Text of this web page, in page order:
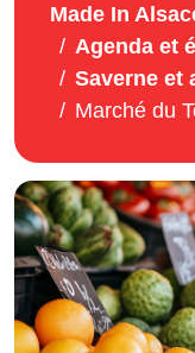
Made In
Agenda et
Saverne et
Marché du